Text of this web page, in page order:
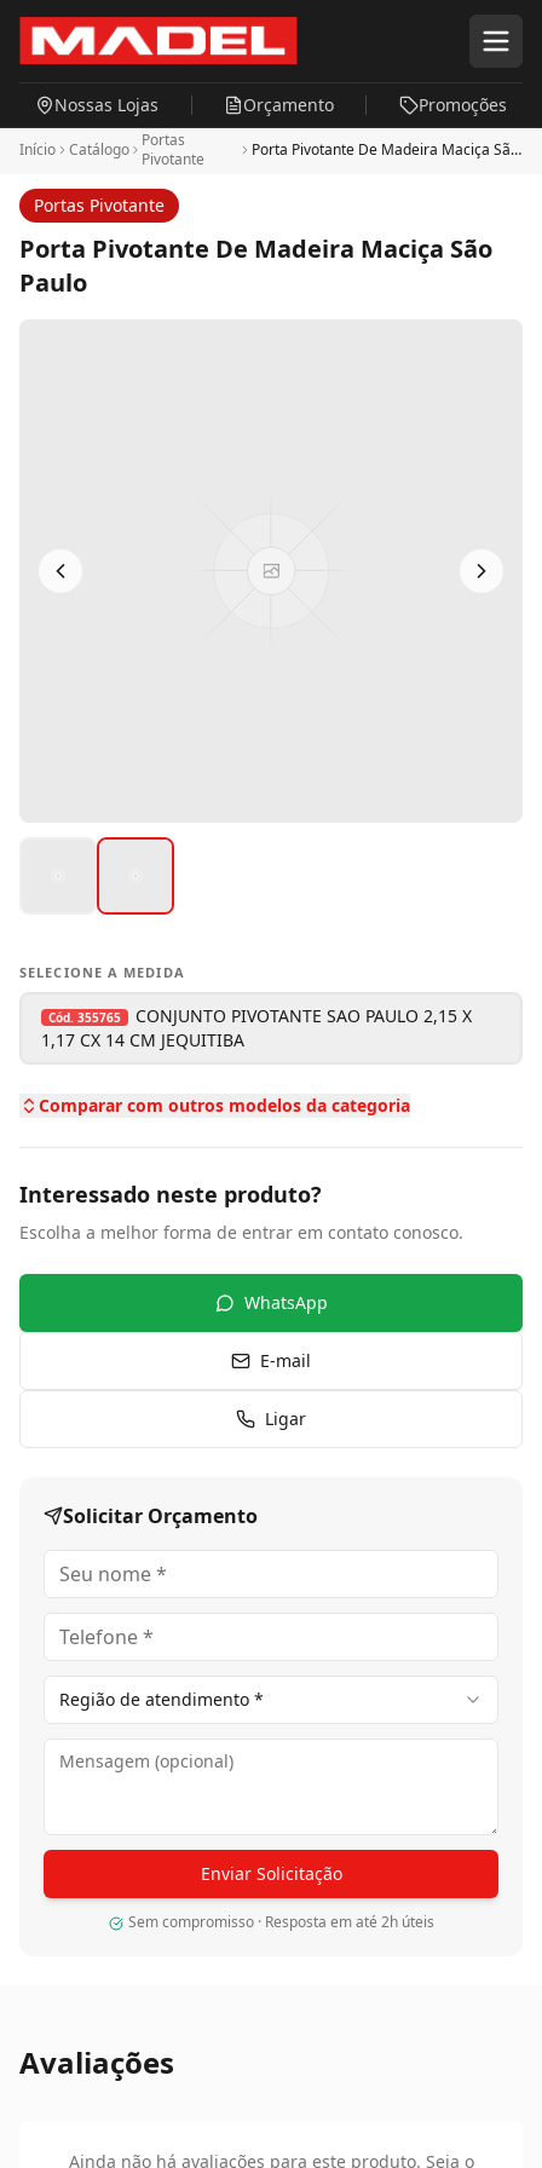
Pular para o conteúdo principal
Nossas Lojas Orçamento Promoções
Início Catálogo
Portas
Pivotante
Porta Pivotante De Madeira Maciça São
Portas Pivotante
Porta Pivotante De Madeira Maciça São
Paulo
SELECIONE A MEDIDA
Cód. 355765
CONJUNTO PIVOTANTE SAO PAULO 2,15 X
1,17 CX 14 CM JEQUITIBA
Comparar com outros modelos da categoria
Interessado neste produto?
Escolha a melhor forma de entrar em contato conosco.
WhatsApp
E-mail
Ligar
Solicitar Orçamento
Região de atendimento *
Enviar Solicitação
Sem compromisso · Resposta em até 2h úteis
Avaliações
Ainda não há avaliações para este produto. Seja o